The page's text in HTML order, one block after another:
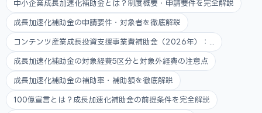
中小企業成長加速化補助金とは？制度概要・申請要件を完全解説
成長加速化補助金の申請要件・対象者を徹底解説
コンテンツ産業成長投資支援事業費補助金（2026年）：...
成長加速化補助金の対象経費5区分と対象外経費の注意点
成長加速化補助金の補助率・補助額を徹底解説
100億宣言とは？成長加速化補助金の前提条件を完全解説